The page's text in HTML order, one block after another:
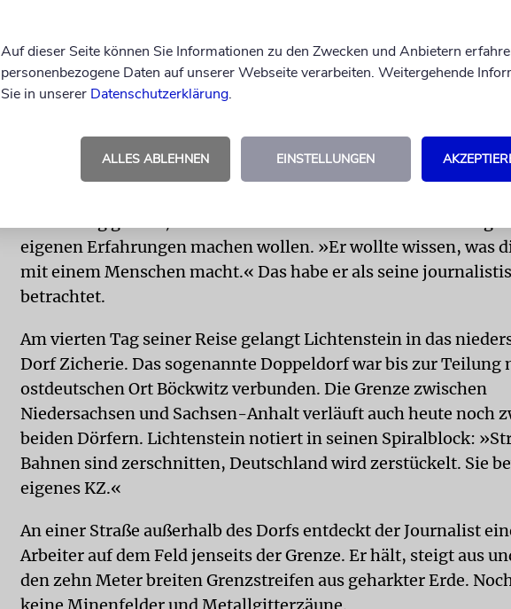
Der mittlerweile verstorbene Lichtenstein-Biograf Rainer
anhand von Protokollen rekonstruiert, was zu dieser Zeit
eigenen Erfahrungen machen wollen. »Er wollte wissen, was
mit einem Menschen macht.« Das habe er als seine
betrachtet.
Am vierten Tag seiner Reise gelangt Lichtenstein in das
Dorf Zicherie. Das sogenannte Doppeldorf war bis zur Teilung
ostdeutschen Ort Böckwitz verbunden. Die Grenze zwischen
Niedersachsen und Sachsen-Anhalt verläuft auch heute noch
beiden Dörfern. Lichtenstein notiert in seinen Spiralblock:
Bahnen sind zerschnitten, Deutschland wird zerstückelt. Sie
eigenes KZ.«
An einer Straße außerhalb des Dorfs entdeckt der Journalist
Arbeiter auf dem Feld jenseits der Grenze. Er hält, steigt aus
den zehn Meter breiten Grenzstreifen aus geharkter Erde.
Auf dieser Seite können Sie Informationen zu den Zwecken und Anbietern
personenbezogene Daten auf unserer Webseite verarbeiten. Weitergehende
Sie in unserer Datenschutzerklärung.
ALLES ABLEHNEN EINSTELLUNGEN